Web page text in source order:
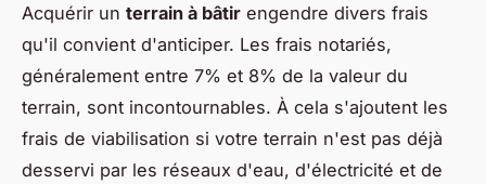
Acquérir un terrain à bâtir engendre divers frais
qu'il convient d'anticiper. Les frais notariés,
généralement entre 7% et 8% de la valeur du
terrain, sont incontournables. À cela s'ajoutent les
frais de viabilisation si votre terrain n'est pas déjà
desservi par les réseaux d'eau, d'électricité et de